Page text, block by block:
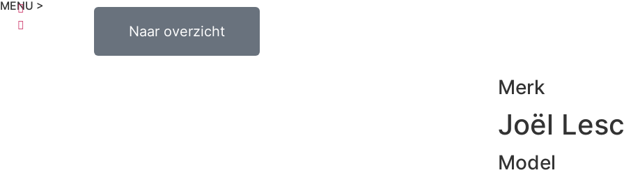
MENU >
Naar overzicht
0,00 0
Merk
Joël
Model